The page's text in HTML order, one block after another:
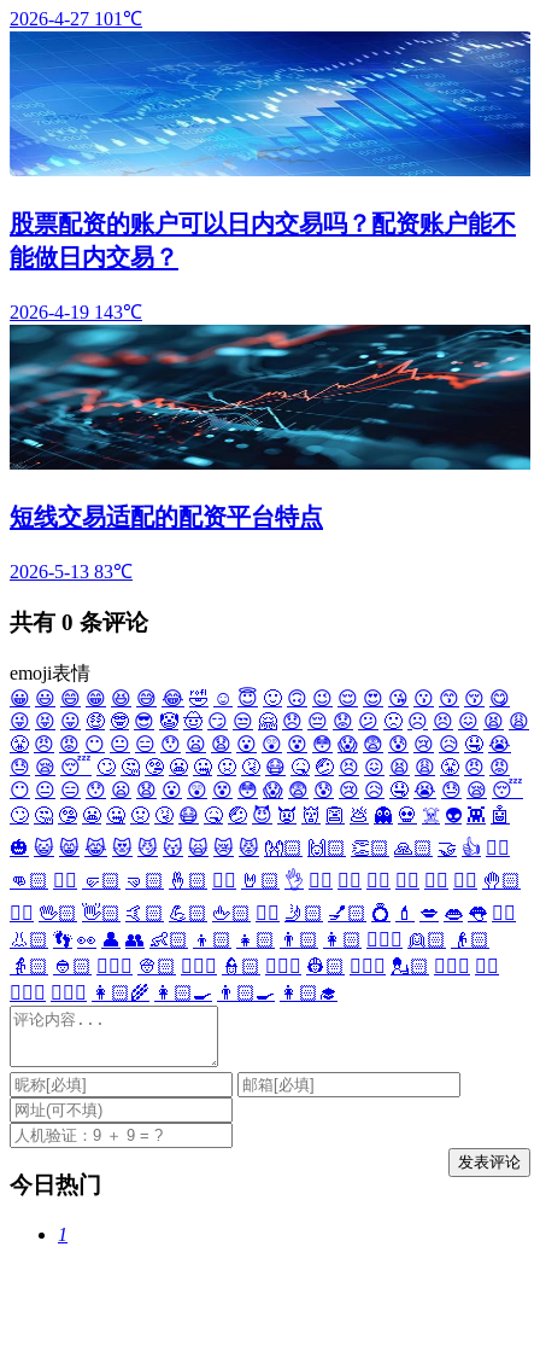
2026-4-27 101℃
股票配资的账户可以日内交易吗？配资账户能不
能做日内交易？
2026-4-19 143℃
短线交易适配的配资平台特点
2026-5-13 83℃
共有 0 条评论
emoji表情
😀 😃 😄 😁 😆 😅 😂 🤣 ☺️ 😇 🙂 🙃 😉 😌 😍 😘 😗 😙 😚 😋
😜 😝 😛 🤑 🤓 😎 🤡 🤠 😏 😒 🤗 😞 😔 😟 😕 🙁 ☹️ 😣 😖 😫 😩
😤 😠 😡 😶 😐 😑 😯 😦 😧 😮 😲 😵 😳 😱 😨 😰 😢 😥 🤤 😭
😓 😪 😴 🙄 🤔 🤥 😬 🤐 🤢 🤧 😷 🤒 🤕 😣 😖 😫 😩 😤 😠 😡
😶 😐 😑 😯 😦 😧 😮 😲 😵 😳 😱 😨 😰 😢 😥 🤤 😭 😓 😪 😴
🙄 🤔 🤥 😬 🤐 🤢 🤧 😷 🤒 🤕 😈 👿 👹 👺 💩 👻 💀 ☠️ 👽 👾 🤖
🎃 😺 😸 😹 😻 😼 😽 🙀 😿 😾 👐🏻 🙌🏻 👏🏻 🙏🏻 🤝 👍 👎🏻
👊🏻 ✊🏻 🤛🏻 🤜🏻 🤞🏻 ✌🏻 🤘🏻 👌 👈🏻 👉🏻 👆🏻 👇🏻 ☝🏻 ✋🏻 🤚🏻
🖐🏻 🖖🏻 👋🏻 🤙🏻 💪🏻 🖕🏻 ✍🏻 🤳🏻 💅🏻 💍 💄 💋 👄 👅 👂🏻
👃🏻 👣 👀 👤 👥 👶🏻 👦🏻 👧🏻 👨🏻 👩🏻 👱🏻‍♀️ 👱🏻
👴🏻
👵🏻 👲🏻 👳🏻‍♀️ 👳🏻 👮🏻‍♀️ 👮🏻 👷🏻‍♀️ 👷🏻 💂🏻‍♀️ 💂🏻 🕵🏻‍♀️ 🕵🏻
👩🏻‍⚕️ 👨🏻‍⚕️ 👩🏻‍🌾 👩🏻‍🍳 👨🏻‍🍳 👩🏻‍🎓
今日热门
1